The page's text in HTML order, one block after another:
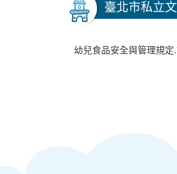
臺北市私立
幼兒食品安全與管理規定